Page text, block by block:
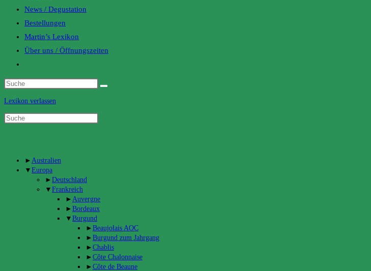
News / Degustation
Bestellungen
Martin’s Lexikon
Über uns / Öffnungszeiten
website
search
Lexikon verlassen
► Australien
▼ Europa
► Deutschland
▼ Frankreich
► Auvergne
► Bordeaux
▼ Burgund
► Beaujolais AOC
► Burgund zum Jahrgang
► Chablis
► Côte Chalonnaise
► Côte de Beaune